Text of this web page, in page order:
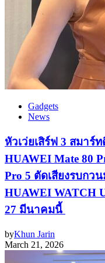
Gadgets
News
หัวเว่ยเสิร์ฟ 3 สมาร์
HUAWEI Mate 80
Pro 5 ตัดเสียงรบกว
HUAWEI WATCH
27 มีนาคมนี้
byKhun Jarin
March 21, 2026